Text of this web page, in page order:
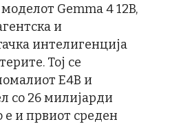
моделот Gemma 4 12B,
и
интелигенција
Тој се
E4B и
со 26 милијарди
е и првиот среден